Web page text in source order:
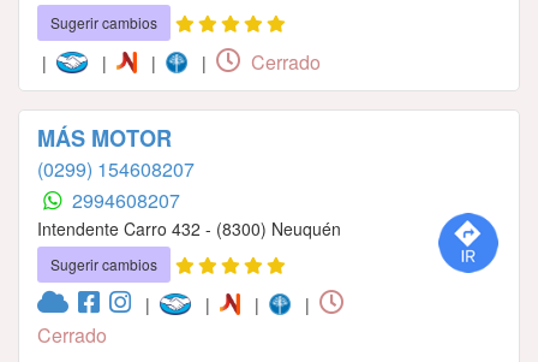
Sugerir cambios
| | | | Cerrado
MÁS MOTOR
(0299) 154608207
2994608207
Intendente Carro 432 - (8300) Neuquén
Sugerir cambios
| | | |
Cerrado